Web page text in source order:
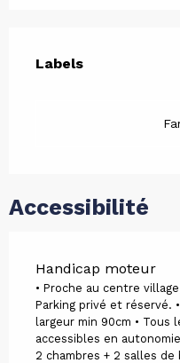
Labels
Labels
Accessibilité
Handicap moteur
• Proche au centre
Parking privé et réservé.
largeur min 90cm • Tous
accessibles en
2 chambres + 2 salles